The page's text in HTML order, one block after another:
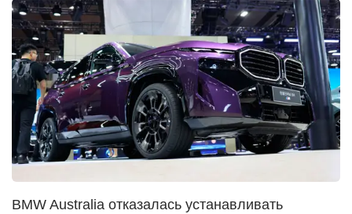
BMW Australia отказалась устанавливать